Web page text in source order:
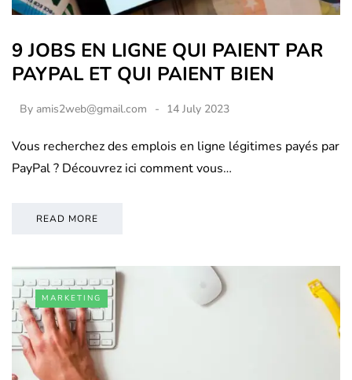
9 JOBS EN LIGNE QUI PAIENT PAR
PAYPAL ET QUI PAIENT BIEN
By amis2web@gmail.com 14 July 2023
Vous recherchez des emplois en ligne légitimes payés par
PayPal ? Découvrez ici comment vous…
READ MORE
MARKETING